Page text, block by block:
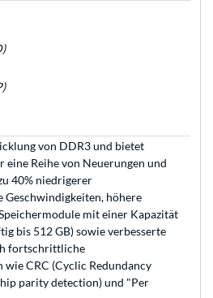
von DDR3 und bietet
eine Reihe von Neuerungen und
40% niedrigerer
Geschwindigkeiten, höhere
mit einer Kapazität
bis 512 GB) sowie verbesserte
fortschrittliche
CRC (Cyclic Redundancy
parity detection) und "Per